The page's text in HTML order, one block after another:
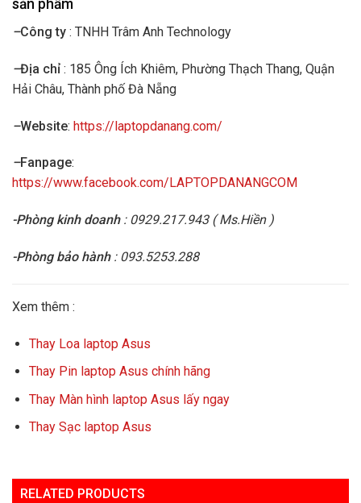
sản phẩm
–Công ty : TNHH Trâm Anh Technology
–Địa chỉ : 185 Ông Ích Khiêm, Phường Thạch Thang, Quận
Hải Châu, Thành phố Đà Nẵng
–Website: https://laptopdanang.com/
–Fanpage:
https://www.facebook.com/LAPTOPDANANGCOM
-Phòng kinh doanh: 0929.217.943 ( Ms.Hiền )
-Phòng bảo hành: 093.5253.288
Xem thêm :
Thay Loa laptop Asus
Thay Pin laptop Asus chính hãng
Thay Màn hình laptop Asus lấy ngay
Thay Sạc laptop Asus
RELATED PRODUCTS